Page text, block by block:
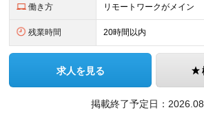
働き方 リモートワークがメイン
残業時間 20時間以内
求人を見る
掲載終了予定日：